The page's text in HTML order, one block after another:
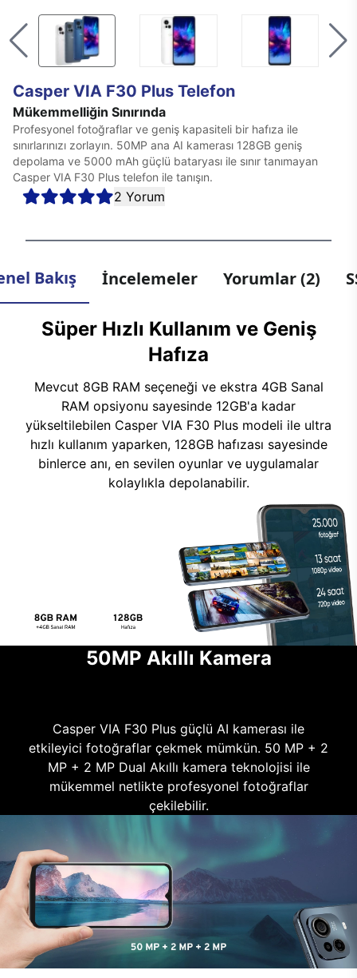
Casper VIA F30 Plus Telefon
Mükemmelliğin Sınırında
Profesyonel fotoğraflar ve geniş kapasiteli bir hafıza ile
sınırlarınızı zorlayın. 50MP ana AI kamerası 128GB geniş
depolama ve 5000 mAh güçlü bataryası ile sınır tanımayan
Casper VIA F30 Plus telefon ile tanışın.
2 Yorum
Bakış İncelemeler Yorumlar (2)
Süper Hızlı Kullanım ve Geniş
Hafıza
Mevcut 8GB RAM seçeneği ve ekstra 4GB Sanal
RAM opsiyonu sayesinde 12GB'a kadar
yükseltilebilen Casper VIA F30 Plus modeli ile ultra
hızlı kullanım yaparken, 128GB hafızası sayesinde
binlerce anı, en sevilen oyunlar ve uygulamalar
kolaylıkla depolanabilir.
50MP Akıllı Kamera
Casper VIA F30 Plus güçlü AI kamerası ile
etkileyici fotoğraflar çekmek mümkün. 50 MP + 2
MP + 2 MP Dual Akıllı kamera teknolojisi ile
mükemmel netlikte profesyonel fotoğraflar
çekilebilir.